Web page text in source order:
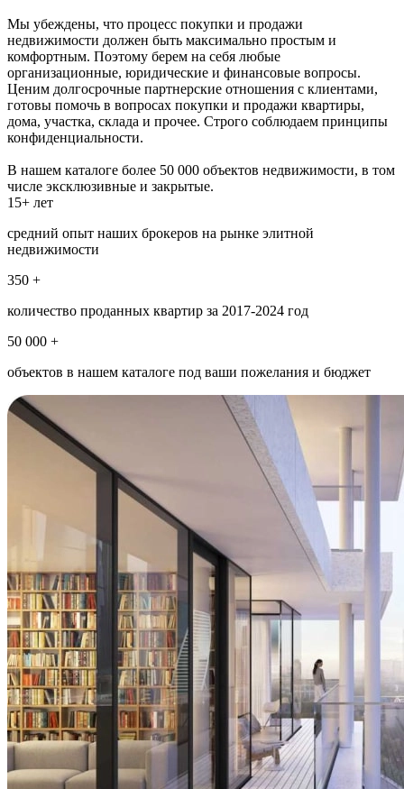
Мы убеждены, что процесс покупки и продажи
недвижимости должен быть максимально простым и
комфортным. Поэтому берем на себя любые
организационные, юридические и финансовые вопросы.
Ценим долгосрочные партнерские отношения с клиентами,
готовы помочь в вопросах покупки и продажи квартиры,
дома, участка, склада и прочее. Строго соблюдаем принципы
конфиденциальности.
В нашем каталоге более 50 000 объектов недвижимости, в том
числе эксклюзивные и закрытые.
15+ лет
средний опыт наших брокеров на рынке элитной
недвижимости
350 +
количество проданных квартир за 2017-2024 год
50 000 +
объектов в нашем каталоге под ваши пожелания и бюджет